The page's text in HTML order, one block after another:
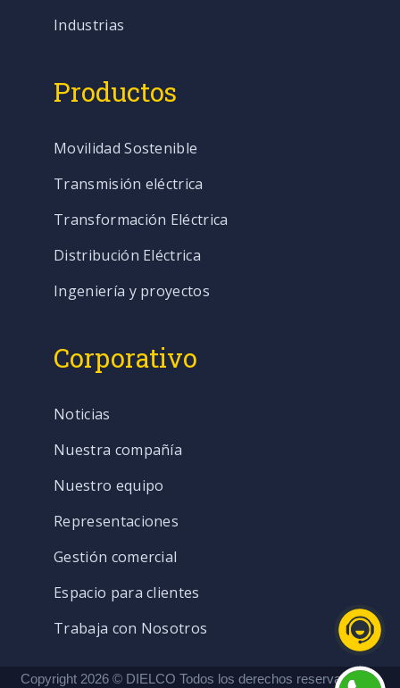
Industrias
Productos
Movilidad Sostenible
Transmisión eléctrica
Transformación Eléctrica
Distribución Eléctrica
Ingeniería y proyectos
Corporativo
Noticias
Nuestra compañía
Nuestro equipo
Representaciones
Gestión comercial
Espacio para clientes
Trabaja con Nosotros
Copyright 2026 © DIELCO Todos los derechos reservados. |